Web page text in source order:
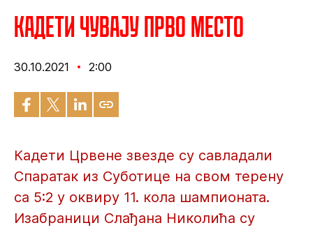
Кадети чувају прво место
30.10.2021 2:00
Кадети Црвене звезде су савладали
Спаратак из Суботице на свом терену
са 5:2 у оквиру 11. кола шампионата.
Изабраници Слађана Николића су